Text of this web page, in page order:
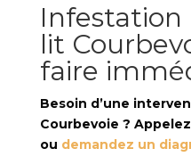
Infestation
lit
faire
Besoin d’une
Courbevoie ?
ou demandez un